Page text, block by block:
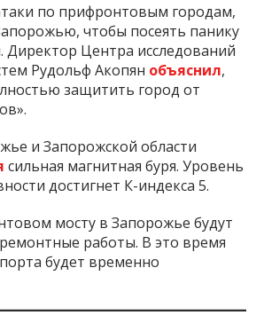
по прифронтовым городам,
чтобы посеять панику
Директор Центра исследований
Рудольф Акопян объяснил,
защитить город от
и Запорожской области
сильная магнитная буря. Уровень
достигнет К-индекса 5.
мосту в Запорожье будут
ремонтные работы. В это время
будет временно